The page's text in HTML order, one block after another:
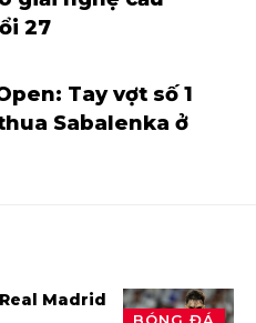
27
Tay vợt số 1
Sabalenka ở
Madrid